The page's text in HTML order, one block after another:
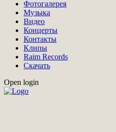
Фотогалерея
Музыка
Видео
Концерты
Контакты
Клипы
Raim Records
Скачать
Open login